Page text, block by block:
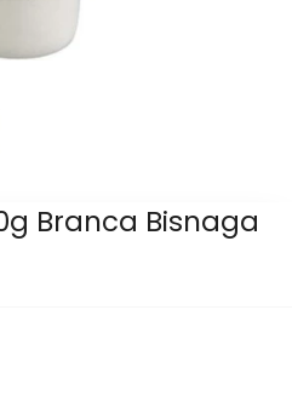
Branca Bisnaga